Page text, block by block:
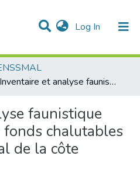
Log In (current)
& Collections
Inventaire et analyse faunistique des poissons des fonds chalutables du secteur oriental de la côte algérienne
faunistique
chalutables
de la côte